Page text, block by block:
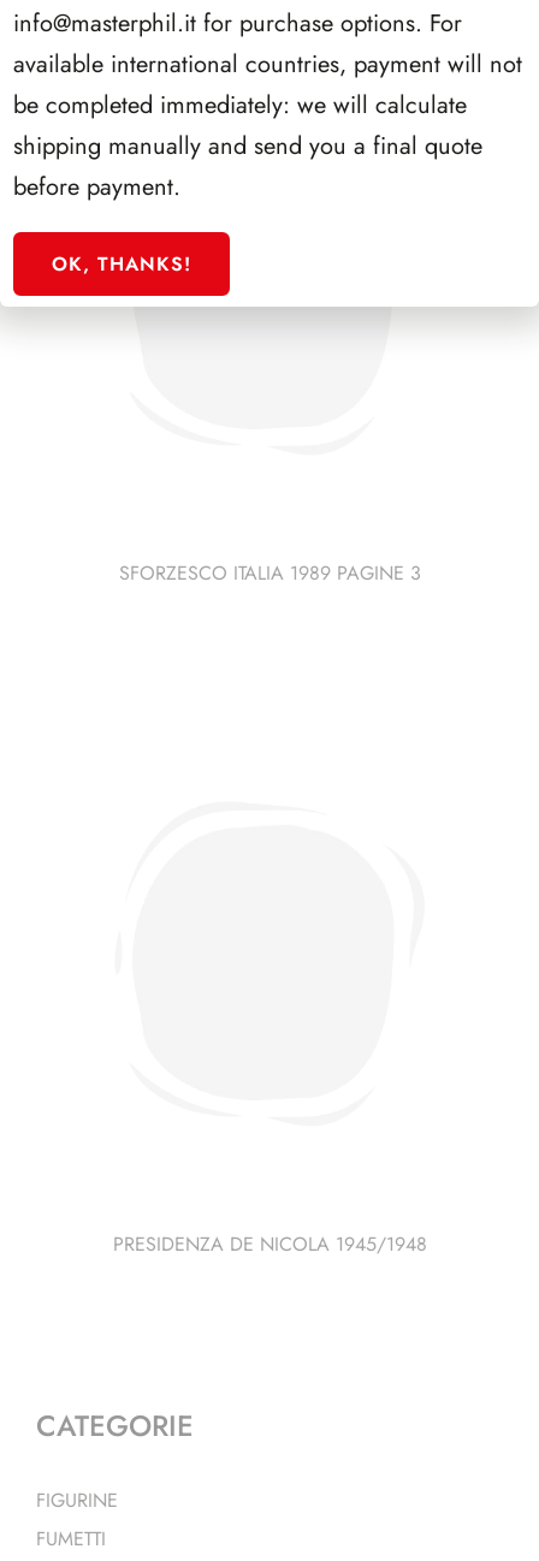
SFORZESCO ITALIA 1989 PAGINE 3
PRESIDENZA DE NICOLA 1945/1948
CATEGORIE
FIGURINE
FUMETTI
info@masterphil.it for purchase options. For
available international countries, payment will not
be completed immediately: we will calculate
shipping manually and send you a final quote
before payment.
OK, THANKS!